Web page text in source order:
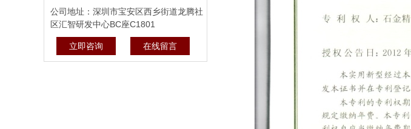
公司地址：深圳市宝安区西乡街道龙腾社
区汇智研发中心BC座C1801
立即咨询 在线留言